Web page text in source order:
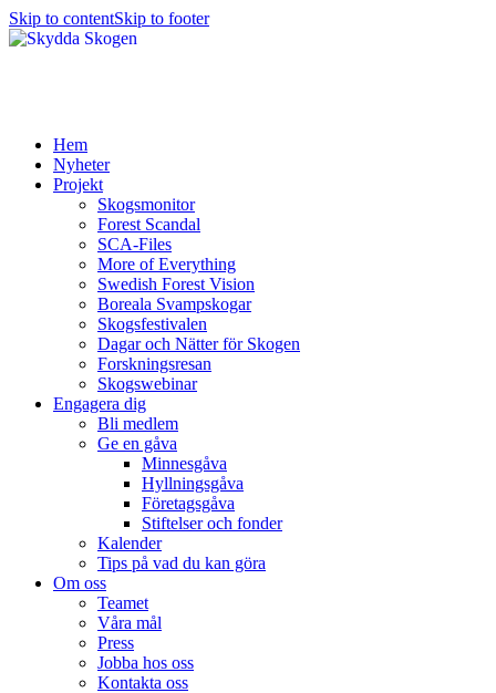
Skip to contentSkip to footer
Hem
Nyheter
Projekt
Skogsmonitor
Forest Scandal
SCA-Files
More of Everything
Swedish Forest Vision
Boreala Svampskogar
Skogsfestivalen
Dagar och Nätter för Skogen
Forskningsresan
Skogswebinar
Engagera dig
Bli medlem
Ge en gåva
Minnesgåva
Hyllningsgåva
Företagsgåva
Stiftelser och fonder
Kalender
Tips på vad du kan göra
Om oss
Teamet
Våra mål​
Press
Jobba hos oss
Kontakta oss